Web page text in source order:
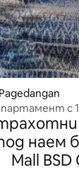
с 1
наем
Mall BSD